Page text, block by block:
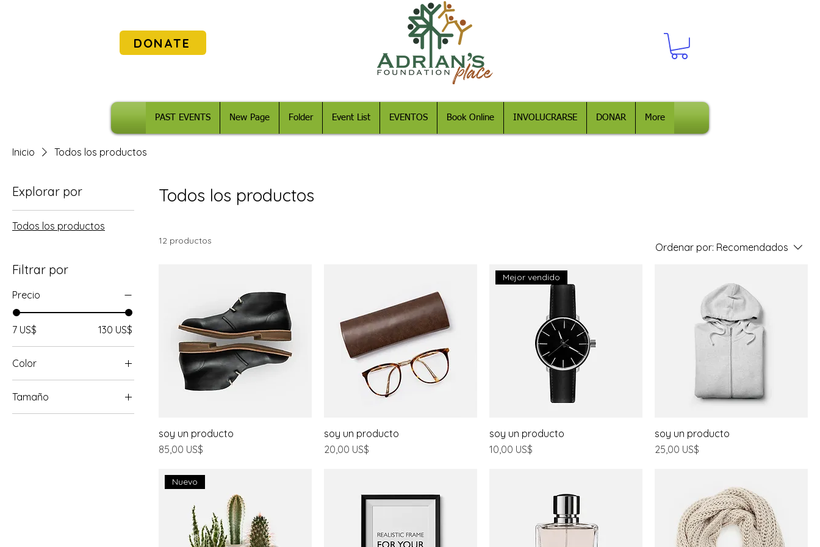
DONATE
PAST EVENTS New Page Folder Event List EVENTOS Book Online INVOLUCRARSE DONAR More
Inicio Todos los productos
Explorar por
Todos los productos
Filtrar por
Precio
7 US$ 130 US$
Color
Tamaño
Todos los productos
12 productos
Ordenar por: Recomendados
soy un producto
Precio
85,00 US$
soy un producto
Precio
20,00 US$
Mejor vendido
soy un producto
Precio
10,00 US$
soy un producto
Precio
25,00 US$
Nuevo